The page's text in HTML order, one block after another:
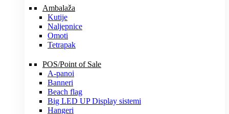
Ambalaža
Kutije
Naljepnice
Omoti
Tetrapak
POS/Point of Sale
A-panoi
Banneri
Beach flag
Big LED UP Display sistemi
Hangeri